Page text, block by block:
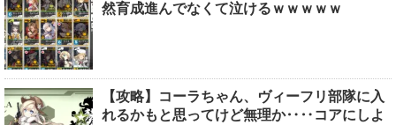
然育成進んでなくて泣けるｗｗｗｗｗ
【攻略】コーラちゃん、ヴィーフリ部隊に入
れるかもと思ってけど無理か‥‥コアにしよ